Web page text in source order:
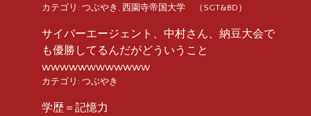
カテゴリ: つぶやき 西園寺帝国大学 （SGT&BD）
サイバーエージェント、中村さん、納豆大会で
も優勝してるんだがどういうこと
wwwwwwwwwwww
カテゴリ: つぶやき
学歴＝記憶力